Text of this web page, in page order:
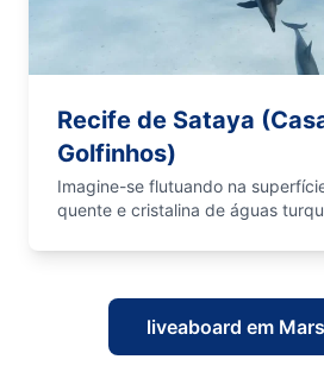
Recife de Sataya
Golfinhos)
Imagine-se flutuando na
quente e cristalina de águas
liveaboard em